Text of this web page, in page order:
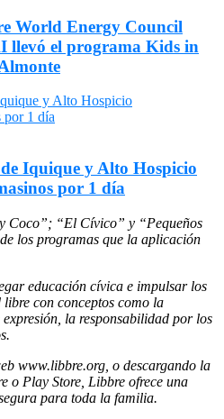
World Energy Council
llevó el programa Kids in
Iquique y Alto Hospicio
por 1 día
Coco”; “El Cívico” y “Pequeños
los programas que la aplicación
educación cívica e impulsar los
libre con conceptos como la
la responsabilidad por los
www.libbre.org, o descargando la
o Play Store, Libbre ofrece una
para toda la familia.